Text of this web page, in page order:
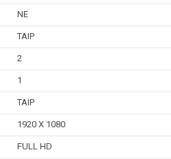
NE
TAIP
2
1
TAIP
1920 X 1080
FULL HD